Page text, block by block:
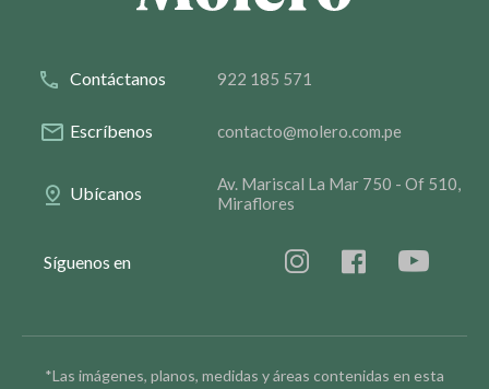
Contáctanos 922 185 571
Escríbenos contacto@molero.com.pe
Ubícanos
Av. Mariscal La Mar 750 - Of 510,
Miraflores
Síguenos en
*Las imágenes, planos, medidas y áreas contenidas en esta